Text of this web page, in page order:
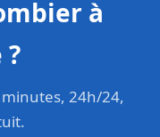
à
24h/24,